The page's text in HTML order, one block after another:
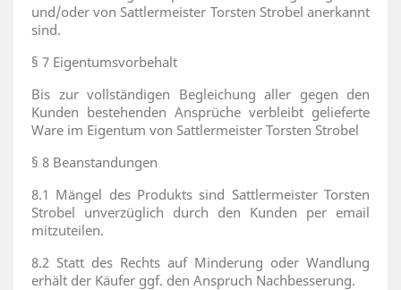
und/oder von Sattlermeister Torsten Strobel anerkannt
sind.
§ 7 Eigentumsvorbehalt
Bis zur vollständigen Begleichung aller gegen den
Kunden bestehenden Ansprüche verbleibt gelieferte
Ware im Eigentum von Sattlermeister Torsten Strobel
§ 8 Beanstandungen
8.1 Mängel des Produkts sind Sattlermeister Torsten
Strobel unverzüglich durch den Kunden per email
mitzuteilen.
8.2 Statt des Rechts auf Minderung oder Wandlung
erhält der Käufer ggf. den Anspruch Nachbesserung.